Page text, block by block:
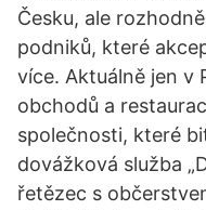
Česku, ale
podniků, které
více. Aktuálně jen v
obchodů a
společnosti, které
dovážková služba
řetězec s